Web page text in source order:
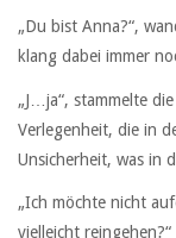
„Du bist Anna?“,
klang dabei immer
„J…ja“, stammelte
Verlegenheit, die in
Unsicherheit, was in
„Ich möchte nicht
vielleicht reingehen?“